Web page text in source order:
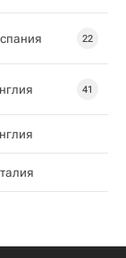
22
41